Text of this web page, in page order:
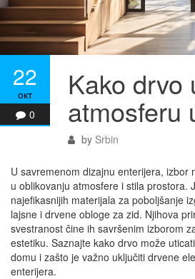
22
окт
0
Kako drvo
atmosferu
by Srbin
U savremenom dizajnu enterijera, izbor
u oblikovanju atmosfere i stila prostora.
najefikasnijih materijala za poboljšanje
lajsne i drvene obloge za zid. Njihova
svestranost čine ih savršenim izborom
estetiku. Saznajte kako drvo može
domu i zašto je važno uključiti drvene
enterijera.